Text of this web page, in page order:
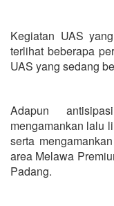
Kegiatan UAS
terlihat beberapa
UAS yang sedang
Adapun
mengamankan lalu
serta
area Melawa
Padang.